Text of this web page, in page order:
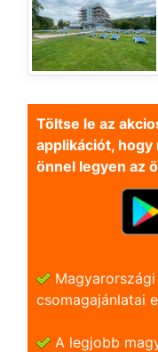
Töltse le az
applikációt,
önnel legyen az
csomagajánlatai
A legjobb